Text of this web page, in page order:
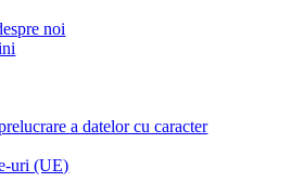
noi
a datelor cu caracter
uri (UE)